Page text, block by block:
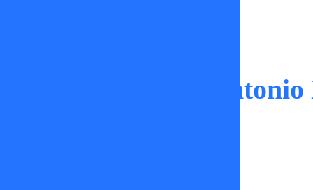
El efecto de José